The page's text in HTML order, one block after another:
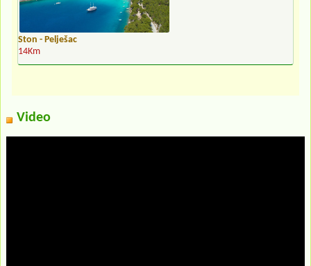
Ston - Pelješac
14Km
Video